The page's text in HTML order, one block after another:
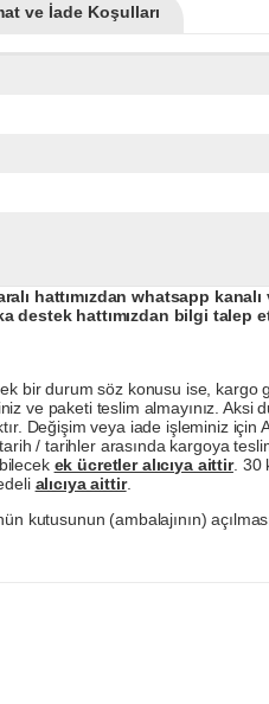
ve İade Koşulları
hattımızdan whatsapp
destek hattımızdan bilgi talep
bir durum söz konusu ise,
ve paketi teslim almayınız. Aksi
Değişim veya iade işleminiz için
/ tarihler arasında kargoya
ek ücretler alıcıya aittir. 30
alıcıya aittir.
kutusunun (ambalajının)